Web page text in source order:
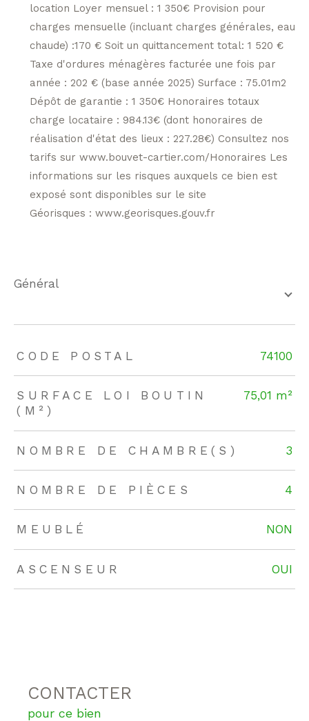
location Loyer mensuel : 1 350€ Provision pour
charges mensuelle (incluant charges générales, eau
chaude) :170 € Soit un quittancement total: 1 520 €
Taxe d'ordures ménagères facturée une fois par
année : 202 € (base année 2025) Surface : 75.01m2
Dépôt de garantie : 1 350€ Honoraires totaux
charge locataire : 984.13€ (dont honoraires de
réalisation d'état des lieux : 227.28€) Consultez nos
tarifs sur www.bouvet-cartier.com/Honoraires Les
informations sur les risques auxquels ce bien est
exposé sont disponibles sur le site
Géorisques : www.georisques.gouv.fr
général
TRAD_ZEPHYR_Caracteristique TRAD_ZEPHYR_Valeurs
CODE POSTAL 74100
SURFACE LOI BOUTIN
(M²)
75,01 m²
NOMBRE DE CHAMBRE(S) 3
NOMBRE DE PIÈCES 4
MEUBLÉ NON
ASCENSEUR OUI
CONTACTER
pour ce bien